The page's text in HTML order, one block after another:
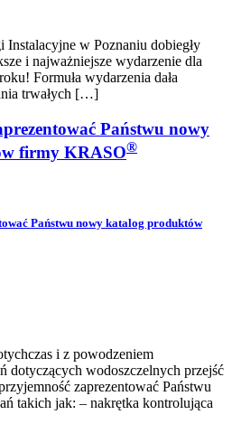
w Poznaniu dobiegły
i najważniejsze wydarzenie dla
Formuła wydarzenia dała
trwałych […]
Państwu nowy
firmy KRASO®
Państwu nowy katalog produktów
i z powodzeniem
dotyczących wodoszczelnych przejść
zaprezentować Państwu
takich jak: – nakrętka kontrolująca